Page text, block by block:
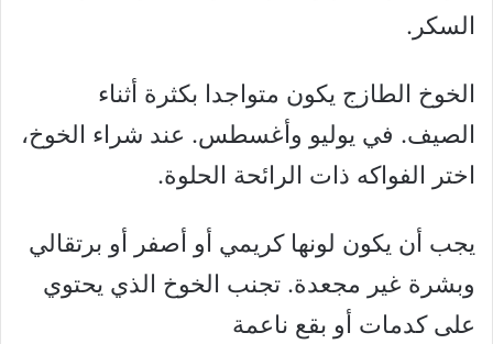
السكر.
الخوخ الطازج يكون متواجدا بكثرة أثناء
الصيف. في يوليو وأغسطس. عند شراء الخوخ،
اختر الفواكه ذات الرائحة الحلوة.
يجب أن يكون لونها كريمي أو أصفر أو برتقالي
وبشرة غير مجعدة. تجنب الخوخ الذي يحتوي
على كدمات أو بقع ناعمة